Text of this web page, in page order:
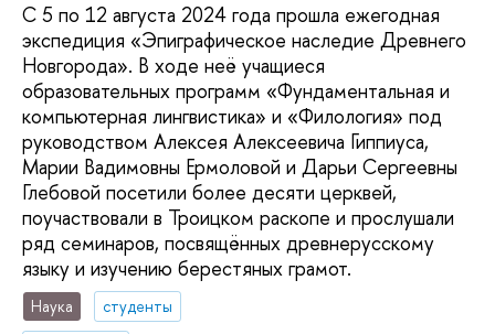
С 5 по 12 августа 2024 года прошла ежегодная
экспедиция «Эпиграфическое наследие Древнего
Новгорода». В ходе неё учащиеся
образовательных программ «Фундаментальная и
компьютерная лингвистика» и «Филология» под
руководством Алексея Алексеевича Гиппиуса,
Марии Вадимовны Ермоловой и Дарьи Сергеевны
Глебовой посетили более десяти церквей,
поучаствовали в Троицком раскопе и прослушали
ряд семинаров, посвящённых древнерусскому
языку и изучению берестяных грамот.
Наука
студенты